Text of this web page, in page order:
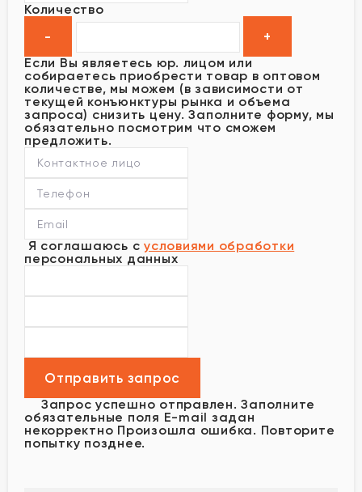
Количество
Если Вы являетесь юр. лицом или
собираетесь приобрести товар в оптовом
количестве, мы можем (в зависимости от
текущей конъюнктуры рынка и объема
запроса) снизить цену. Заполните форму, мы
обязательно посмотрим что сможем
предложить.
Я соглашаюсь с условиями обработки
персональных данных
Запрос успешно отправлен. Заполните
обязательные поля E-mail задан
некорректно Произошла ошибка. Повторите
попытку позднее.